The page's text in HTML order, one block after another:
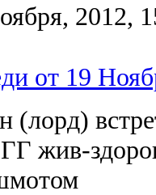
2012,
от 19
(лорд)
жив-